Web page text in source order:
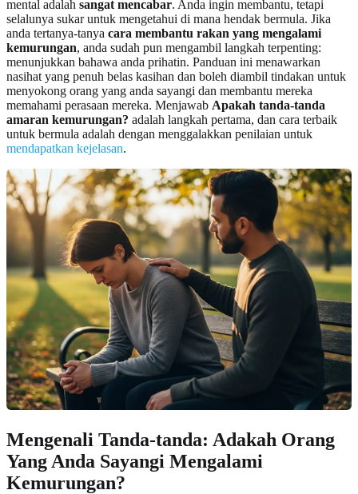
mental adalah sangat mencabar. Anda ingin membantu, tetapi
selalunya sukar untuk mengetahui di mana hendak bermula. Jika
anda tertanya-tanya cara membantu rakan yang mengalami
kemurungan, anda sudah pun mengambil langkah terpenting:
menunjukkan bahawa anda prihatin. Panduan ini menawarkan
nasihat yang penuh belas kasihan dan boleh diambil tindakan untuk
menyokong orang yang anda sayangi dan membantu mereka
memahami perasaan mereka. Menjawab Apakah tanda-tanda
amaran kemurungan? adalah langkah pertama, dan cara terbaik
untuk bermula adalah dengan menggalakkan penilaian untuk
mendapatkan kejelasan.
Mengenali Tanda-tanda: Adakah Orang
Yang Anda Sayangi Mengalami
Kemurungan?